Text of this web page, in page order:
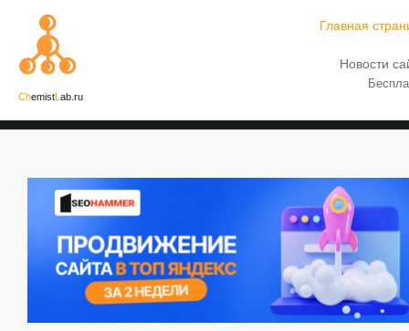
ChemistL ab.ru
Главная
Новости